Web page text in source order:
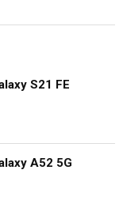
S21 FE
A52 5G